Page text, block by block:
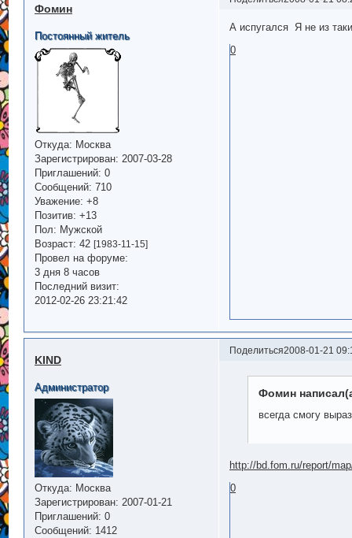
Фомин
Постоянный житель
Откуда: Москва
Зарегистрирован: 2007-03-28
Приглашений: 0
Сообщений: 710
Уважение: +8
Позитив: +13
Пол: Мужской
Возраст: 42 [1983-11-15]
Провел на форуме:
3 дня 8 часов
Последний визит:
2012-02-26 23:21:42
А испугался Я не из
0
Поделиться2008-01-21
KIND
Администратор
Откуда: Москва
Зарегистрирован: 2007-01-21
Приглашений: 0
Сообщений: 1412
Фомин
всегда смогу
http://bd.fom.ru/report/
0